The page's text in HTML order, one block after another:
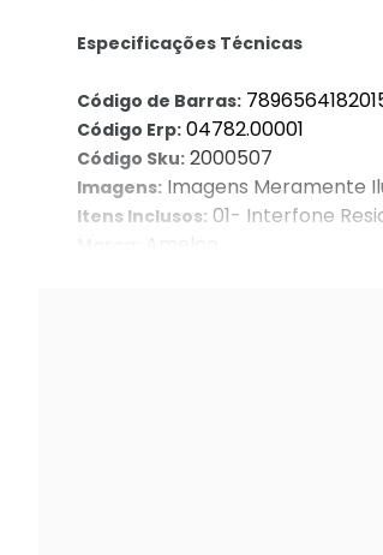
Especificações Técnicas
Código de Barras:
Código Erp: 04782.00001
Código Sku: 2000507
Imagens: Imagens Meramente
Itens Inclusos: 01- Interfone
Amelco